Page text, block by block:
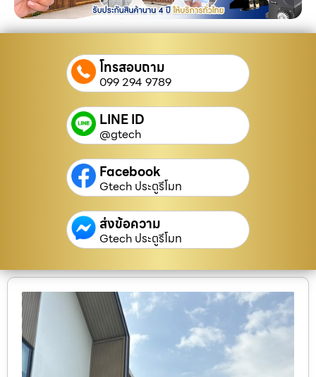
โทรสอบถาม
099 294 9789
LINE ID
@gtech
Facebook
Gtech ประตูรีโมท
ส่งข้อความ
Gtech ประตูรีโมท